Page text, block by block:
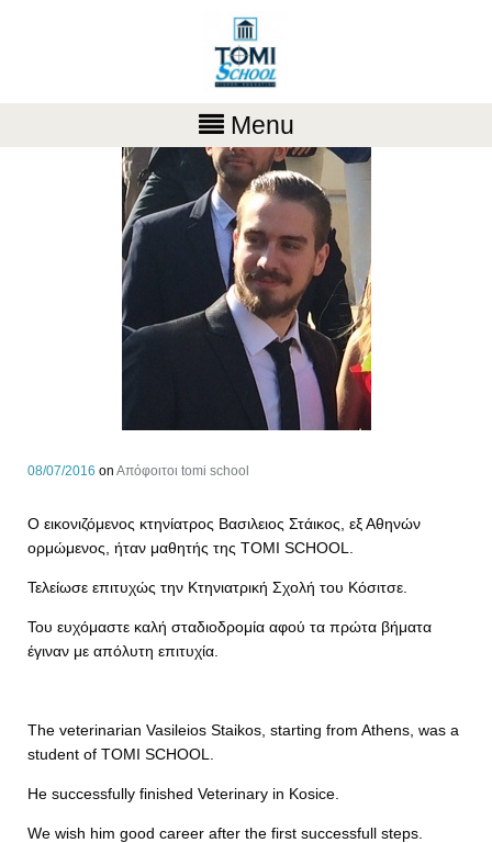
Menu
08/07/2016 on Aπόφοιτοι tomi school
Ο εικονιζόμενος κτηνίατρος Βασιλειος Στάικος, εξ Αθηνών
ορμώμενος, ήταν μαθητής της TOMI SCHOOL.
Τελείωσε επιτυχώς την Κτηνιατρική Σχολή του Κόσιτσε.
Του ευχόμαστε καλή σταδιοδρομία αφού τα πρώτα βήματα
έγιναν με απόλυτη επιτυχία.
The veterinarian Vasileios Staikos, starting from Athens, was a
student of TOMI SCHOOL.
He successfully finished Veterinary in Kosice.
We wish him good career after the first successfull steps.